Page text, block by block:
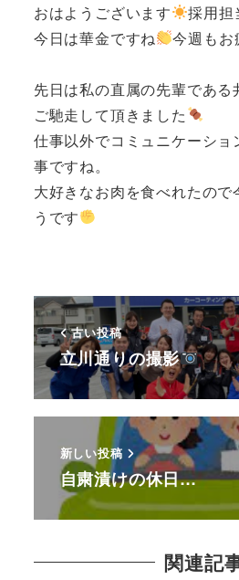
おはようございます
採用担
今日は華金ですね
今週も
先日は私の直属の先輩であ
ご馳走して頂きました
仕事以外でコミュニケーショ
事ですね。
大好きなお肉を食べれたの
うです
古い投稿
立川通りの撮影
新しい投稿
自粛漬けの休日…
関連記